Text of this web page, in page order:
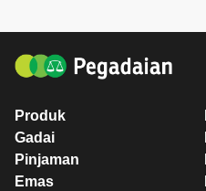
Produk
Gadai
Pinjaman
Emas